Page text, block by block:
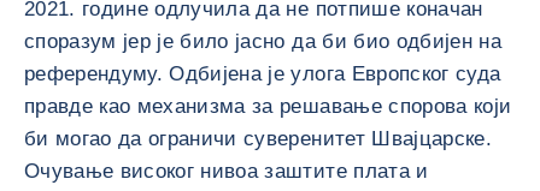
2021. године одлучила да не потпише коначан
споразум јер је било јасно да би био одбијен на
референдуму. Одбијена је улога Европског суда
правде као механизма за решавање спорова који
би могао да ограничи суверенитет Швајцарске.
Очување високог нивоа заштите плата и